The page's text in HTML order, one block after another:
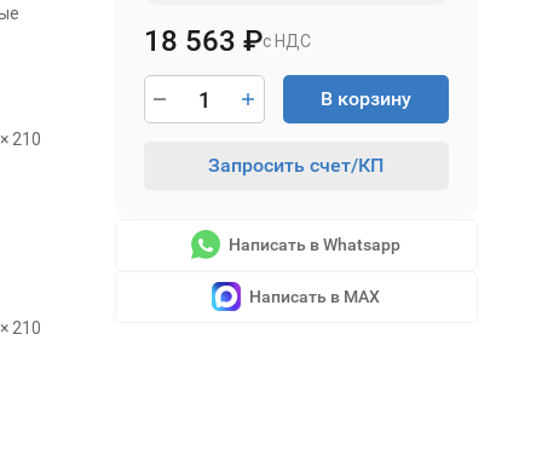
210
210
с НДС
18 563 ₽
В корзину
Запросить счет/КП
Написать в Whatsapp
Написать в MAX